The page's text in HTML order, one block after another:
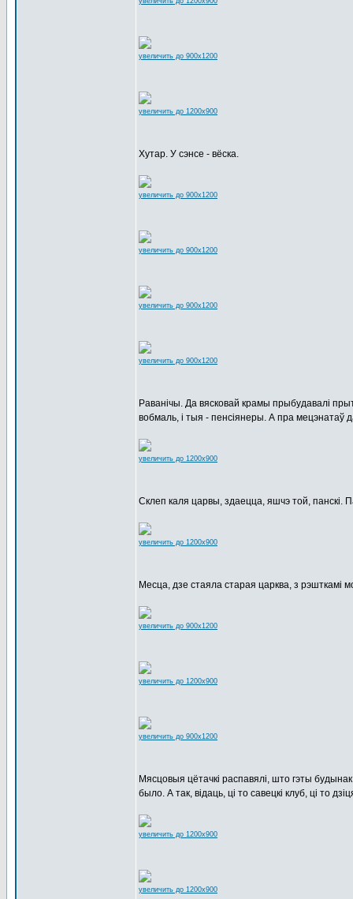
увеличить до 900x1200
увеличить до 1200x900
Хутар. У сэнсе - вёска.
увеличить до 900x1200
увеличить до 900x1200
увеличить до 900x1200
увеличить до 900x1200
Раванічы. Да вясковай крамы прыбудавалі
вобмаль, і тыя - пенсіянеры. А пра мецэнатаў
увеличить до 1200x900
Склеп каля царвы, здаецца, яшчэ той, панскі.
увеличить до 1200x900
Месца, дзе стаяла старая царква, з рэшткамі
увеличить до 900x1200
увеличить до 1200x900
увеличить до 900x1200
Мясцовыя цётачкі распавялі, што гэты
было. А так, відаць, ці то савецкі клуб, ці то
увеличить до 1200x900
увеличить до 1200x900